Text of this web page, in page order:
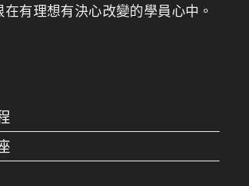
有理想有決心改變的學員心中。